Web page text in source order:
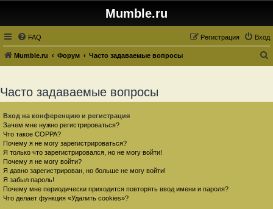
Mumble.ru
FAQ Вход
Регистрация
Mumble.ru Форум Часто задаваемые вопросы
Часто задаваемые вопросы
Вход на конференцию и регистрация
Зачем мне нужно регистрироваться?
Что такое COPPA?
Почему я не могу зарегистрироваться?
Я только что зарегистрировался, но не могу войти!
Почему я не могу войти?
Я давно зарегистрирован, но больше не могу войти!
Я забыл пароль!
Почему мне периодически приходится повторять ввод имени и пароля?
Что делает функция «Удалить cookies»?